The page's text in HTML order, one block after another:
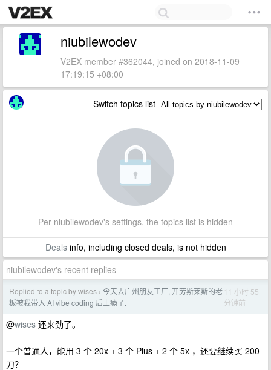
niubilewodev
V2EX member #362044, joined on 2018-11-09
17:19:15 +08:00
Switch topics list
Per niubilewodev's settings, the topics list is hidden
Dealsinfo, including closed deals, is not hidden
niubilewodev's recent replies
Replied to a topic by wises › 今天去广州朋友工厂, 开劳斯莱斯的老
板被我带入 AI vibe coding 后上瘾了.
11 小时 55
分钟前
@wises 还来劲了。
一个普通人，能用 3 个 20x + 3 个 Plus + 2 个 5x ，还要继续买 200
刀？